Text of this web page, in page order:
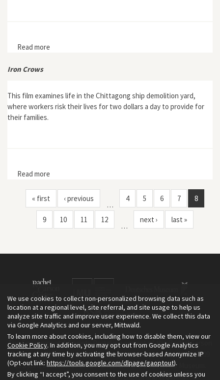
Read more
Iron Crows
This film examines life in the Chittagong ship demolition yard,
where workers risk their lives for two dollars a day to provide for
their families.
Read more
« first ‹ previous
…
4 5 6 7 8
9 10 11 12
…
next › last »
The Environment & Society Portal is a project of the Rachel Carson
Center for Environment and Society, an institute founded in 2009
as a joint initiative of LMU Munich and the Deutsches Museum.
Read more about the Portal inEnglishand inGerman.
We use cookies to collect non-personalized browsing data such as
location at a regional level, site referral, and site usage to help us
analyze site traffic and improve user experience. We collect this data
via Google Analytics and our server, Mittwald.
To learn more about cookies, including how to disable them, view our
Cookie Policy. In addition, you may opt out from Google Analytics
tracking at any time by activating the browser-based Anonymize IP
(Opt-out link: https://tools.google.com/dlpage/gaoptout).
By clicking “I accept”, you consent to the use of cookies unless you